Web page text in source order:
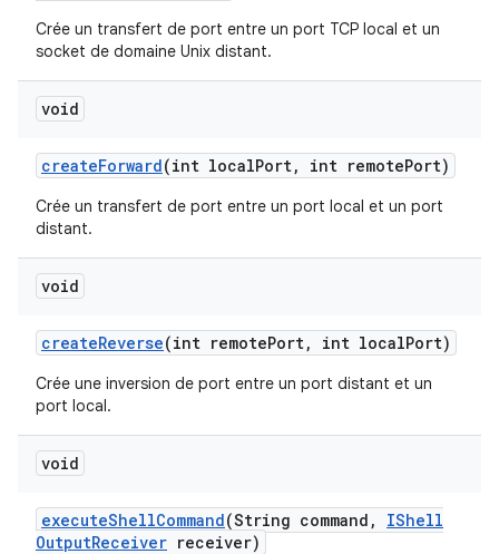
Crée un transfert de port entre un port TCP local et un
socket de domaine Unix distant.
void
createForward(int localPort, int remotePort)
Crée un transfert de port entre un port local et un port
distant.
void
createReverse(int remotePort, int localPort)
Crée une inversion de port entre un port distant et un
port local.
void
executeShellCommand(String command ,
IShell
OutputReceiver receiver)